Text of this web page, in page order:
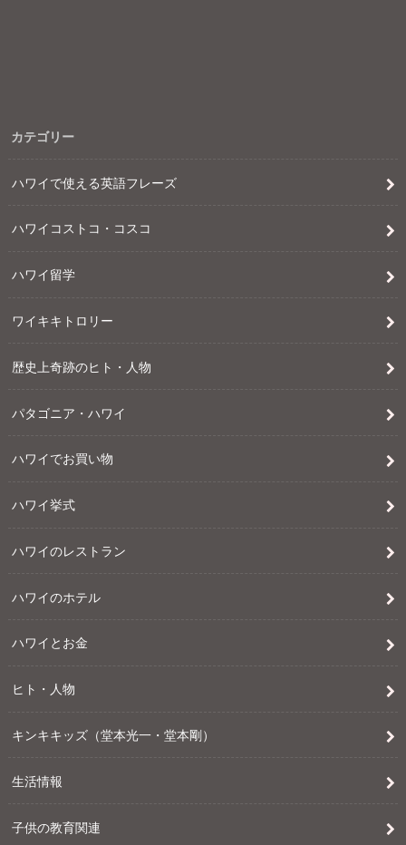
カテゴリー
ハワイで使える英語フレーズ
ハワイコストコ・コスコ
ハワイ留学
ワイキキトロリー
歴史上奇跡のヒト・人物
パタゴニア・ハワイ
ハワイでお買い物
ハワイ挙式
ハワイのレストラン
ハワイのホテル
ハワイとお金
ヒト・人物
キンキキッズ（堂本光一・堂本剛）
生活情報
子供の教育関連